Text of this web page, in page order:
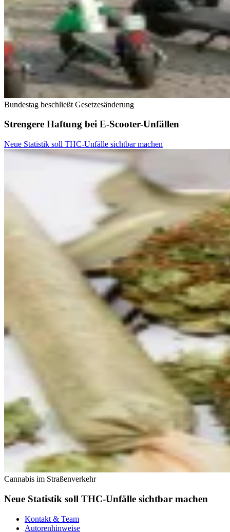
Bundestag beschließt Gesetzesänderung
Strengere Haftung bei E-Scooter-Unfällen
Neue Statistik soll THC-Unfälle sichtbar machen
Cannabis im Straßenverkehr
Neue Statistik soll THC-Unfälle sichtbar machen
Kontakt & Team
Autorenhinweise